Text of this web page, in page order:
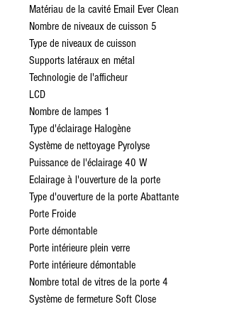
Matériau de la cavité Email Ever Clean
Nombre de niveaux de cuisson 5
Type de niveaux de cuisson
Supports latéraux en métal
Technologie de l'afficheur
LCD
Nombre de lampes 1
Type d'éclairage Halogène
Système de nettoyage Pyrolyse
Puissance de l'éclairage 40 W
Eclairage à l'ouverture de la porte
Type d'ouverture de la porte Abattante
Porte Froide
Porte démontable
Porte intérieure plein verre
Porte intérieure démontable
Nombre total de vitres de la porte 4
Système de fermeture Soft Close